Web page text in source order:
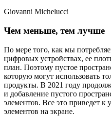
Giovanni Michelucci
Чем меньше, тем лучше
По мере того, как мы
цифровых устройствах, ее
план. Поэтому пустое
которую могут использовать
продукты. В 2021 году
и добавление пустого
элементов. Все это приведет к
элементов на экране.